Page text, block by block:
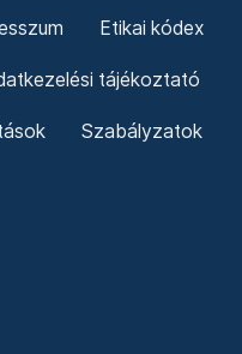
Etikai kódex
tájékoztató
Szabályzatok